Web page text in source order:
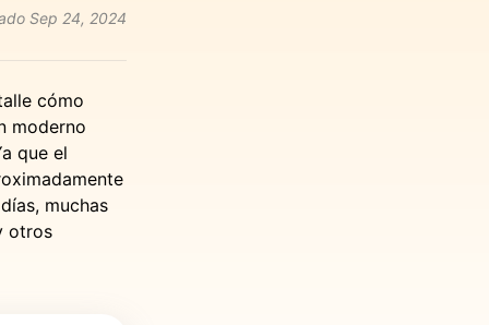
Sep 24, 2024
cómo
moderno
que el
muchas
otros